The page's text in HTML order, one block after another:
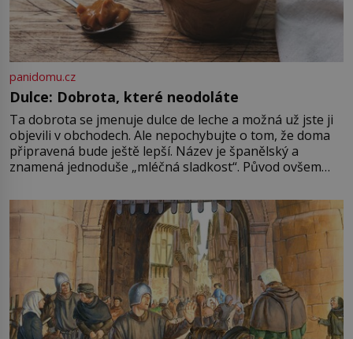
panidomu.cz
Dulce: Dobrota, které neodoláte
Ta dobrota se jmenuje dulce de leche a možná už jste ji
objevili v obchodech. Ale nepochybujte o tom, že doma
připravená bude ještě lepší. Název je španělský a
znamená jednoduše „mléčná sladkost“. Původ ovšem
pře hned několik latinskoamerických zemí a k tomu
Francie, kde se traduje,